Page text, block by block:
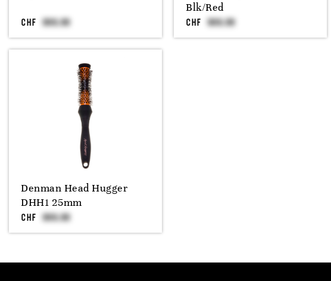
CHF
Blk/Red
CHF
Denman Head Hugger
DHH1 25mm
CHF